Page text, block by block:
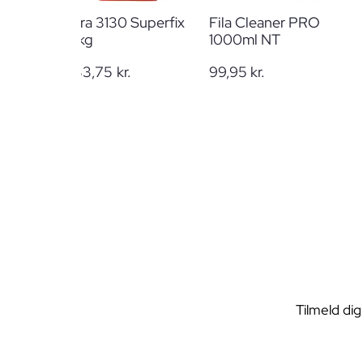
Mira 3130 Superfix
15kg
233,75 kr.
Fila Cleaner PRO
1000ml NT
99,95 kr.
Tilmeld